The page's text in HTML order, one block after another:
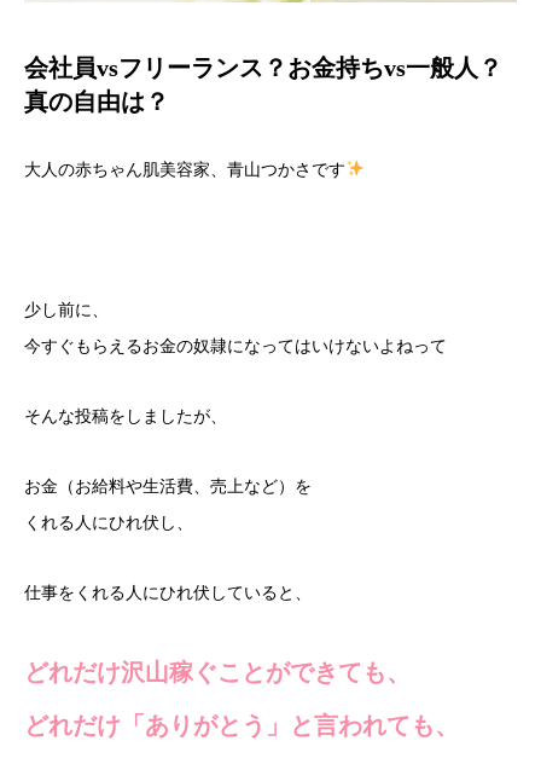
会社員vsフリーランス？お金持ちvs一般人？
真の自由は？
大人の赤ちゃん肌美容家、青山つかさです
少し前に、
今すぐもらえるお金の奴隷になってはいけないよねって
そんな投稿をしましたが、
お金（お給料や生活費、売上など）を
くれる人にひれ伏し、
仕事をくれる人にひれ伏していると、
どれだけ沢山稼ぐことができても、
どれだけ「ありがとう」と言われても、